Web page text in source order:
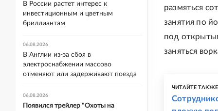
размяться
занятия по
под
заняться
ЧИТАЙТЕ ТАКЖЕ
В России растет интерес к
инвестиционным и цветным
бриллиантам
06.08.2026
В Англии из-за сбоя в
электроснабжении массово
отменяют или задерживают поезда
06.08.2026
Появился трейлер "Охоты на